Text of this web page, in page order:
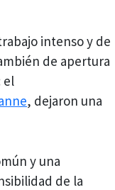
intenso y de
de apertura
el
, dejaron una
y una
de la